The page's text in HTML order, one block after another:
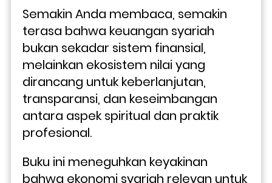
Semakin Anda membaca, semakin
terasa bahwa keuangan syariah
bukan sekadar sistem finansial,
melainkan ekosistem nilai yang
dirancang untuk keberlanjutan,
transparansi, dan keseimbangan
antara aspek spiritual dan praktik
profesional.
Buku ini meneguhkan keyakinan
bahwa ekonomi syariah relevan untuk